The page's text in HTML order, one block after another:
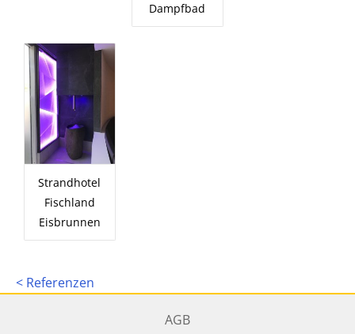
Dampfbad
Strandhotel
Fischland
Eisbrunnen
< Referenzen
AGB